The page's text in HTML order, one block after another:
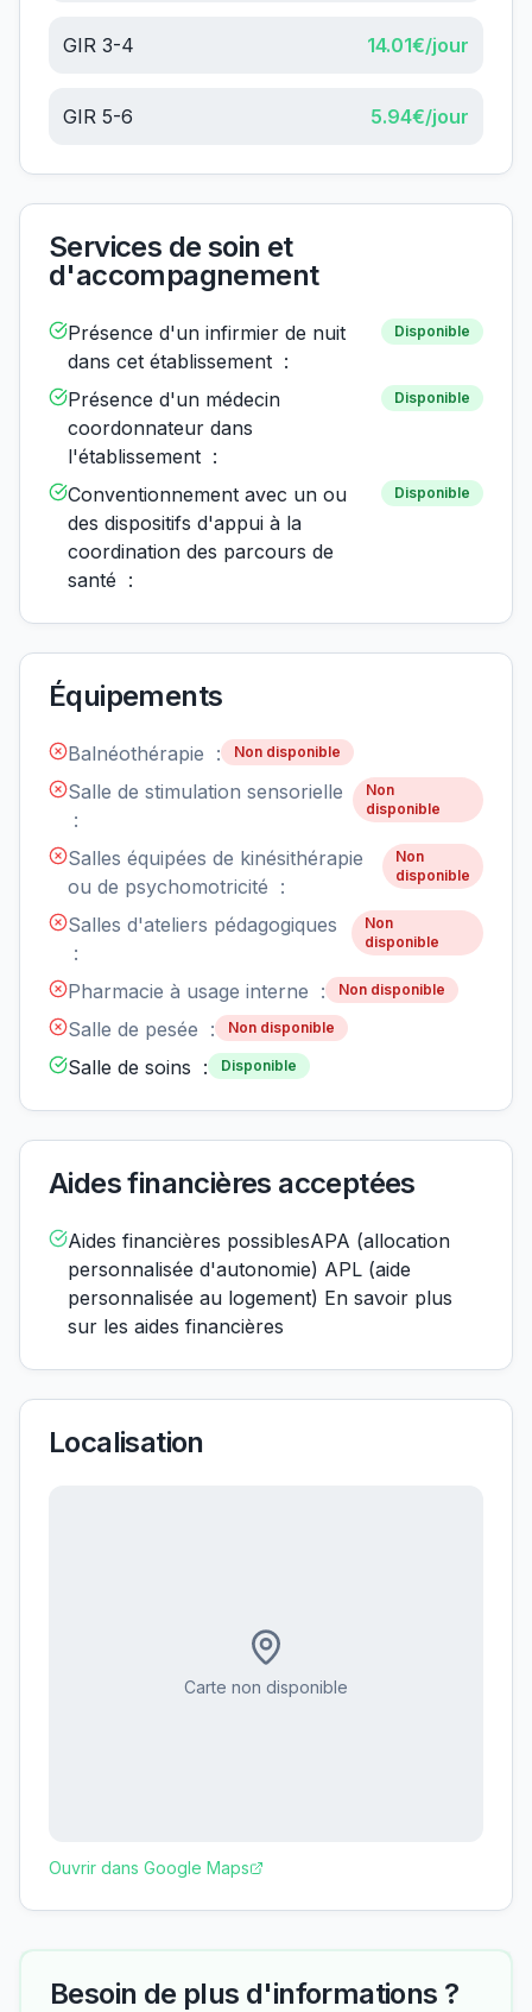
GIR 3-4 14.01€/jour
GIR 5-6 5.94€/jour
Services de soin et
d'accompagnement
Présence d'un infirmier de nuit
dans cet établissement :
Disponible
Présence d'un médecin
coordonnateur dans
l'établissement :
Disponible
Conventionnement avec un ou
des dispositifs d'appui à la
coordination des parcours de
santé :
Disponible
Équipements
Balnéothérapie : Non disponible
Salle de stimulation sensorielle
:
Non
disponible
Salles équipées de kinésithérapie
ou de psychomotricité :
Non
disponible
Salles d'ateliers pédagogiques
:
Non
disponible
Pharmacie à usage interne : Non disponible
Salle de pesée : Non disponible
Salle de soins : Disponible
Aides financières acceptées
Aides financières possiblesAPA (allocation
personnalisée d'autonomie) APL (aide
personnalisée au logement) En savoir plus
sur les aides financières
Localisation
Carte non disponible
Ouvrir dans Google Maps
Besoin de plus d'informations ?